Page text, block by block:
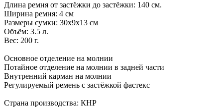
Длина ремня от застёжки до застёжки: 140 см.
Ширина ремня: 4 см
Размеры сумки: 30х9х13 см
Объём: 3.5 л.
Вес: 200 г.
Основное отделение на молнии
Потайное отделение на молнии в задней части
Внутренний карман на молнии
Регулируемый ремень с застёжкой фастекс
Страна производства: КНР